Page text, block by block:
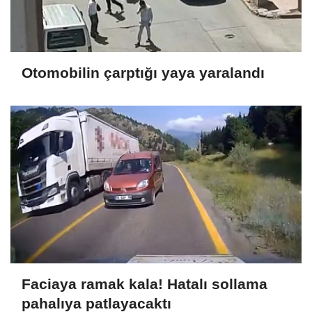
Otomobilin çarptığı yaya yaralandı
Faciaya ramak kala! Hatalı sollama
pahalıya patlayacaktı